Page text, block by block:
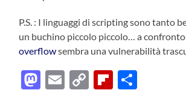
P.S. : I linguaggi di scripting sono tanto
un buchino piccolo piccolo… a
overflowsembra una vulnerabilità
Mastodon
EmailCopyFlipboard